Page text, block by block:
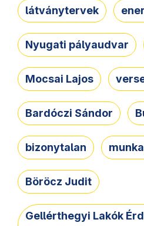
látványtervek
Nyugati pályaudvar
Mocsai Lajos
Bardóczi Sándor
bizonytalan
Böröcz Judit
Gellérthegyi Lakók